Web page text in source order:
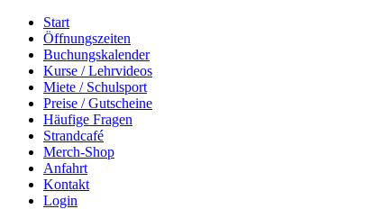
Start
Öffnungszeiten
Buchungskalender
Kurse / Lehrvideos
Miete / Schulsport
Preise / Gutscheine
Häufige Fragen
Strandcafé
Merch-Shop
Anfahrt
Kontakt
Login